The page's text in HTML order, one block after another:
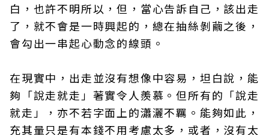
白，也許不明所以，但，當心告訴自己，該出走
了，就不會是一時興起的，總在抽絲剝繭之後，
會勾出一串起心動念的線頭。
在現實中，出走並沒有想像中容易，坦白說，能
夠「說走就走」著實令人羨慕。但所有的「說走
就走」，亦不若字面上的瀟灑不羈。能夠如此，
充其量只是有本錢不用考慮太多，或者，沒有太